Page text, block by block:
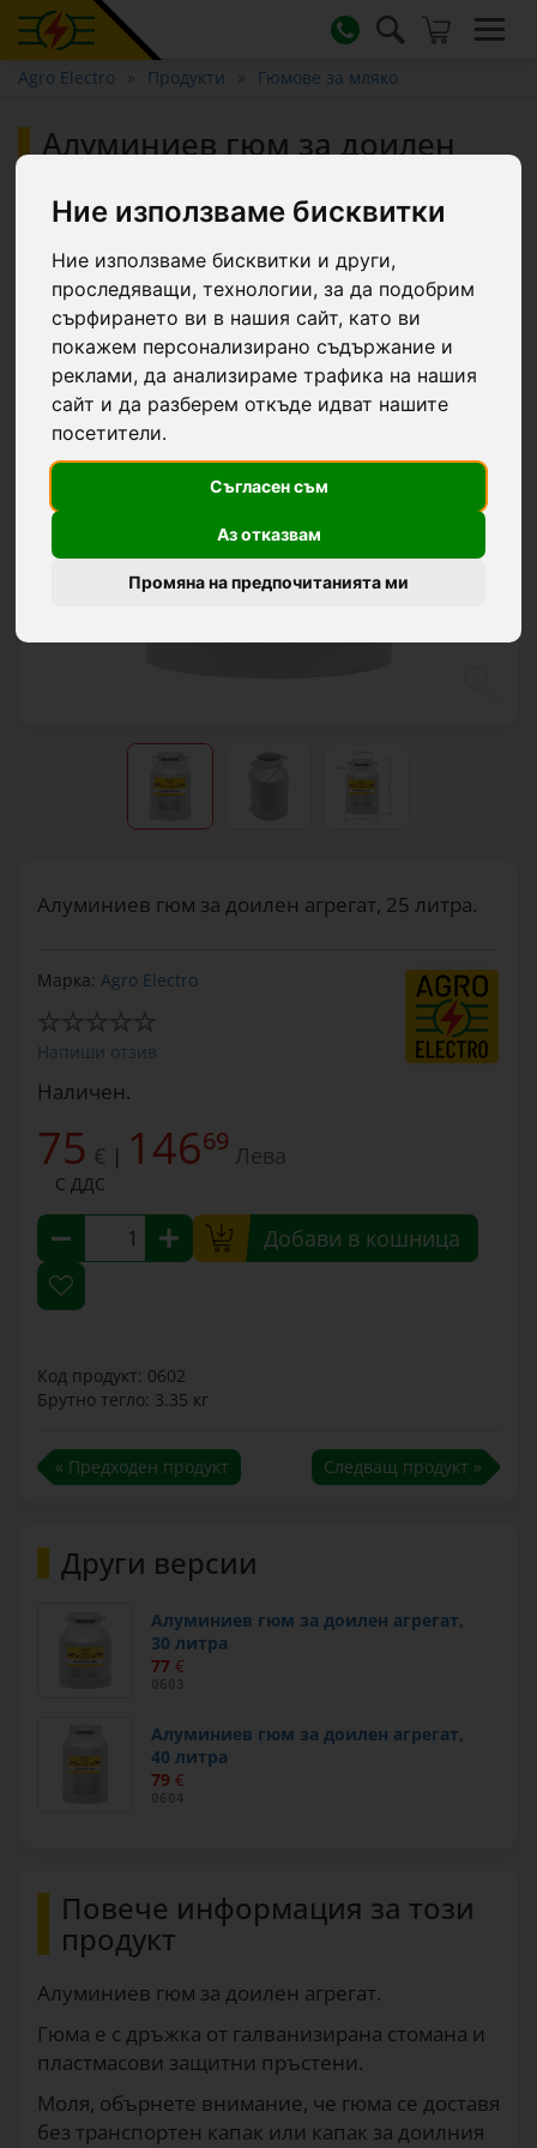
Ние използваме бисквитки
Ние използваме бисквитки и други,
проследяващи, технологии, за да подобрим
сърфирането ви в нашия сайт, като ви
покажем персонализирано съдържание и
реклами, да анализираме трафика на нашия
сайт и да разберем откъде идват нашите
посетители.
Съгласен съм
Аз отказвам
Промяна на предпочитанията ми
Agro Electro Продукти Гюмове за мляко
Алуминиев гюм за доилен
Алуминиев гюм за доилен агрегат, 25 литра.
Марка: Agro Electro
Напиши отзив
Наличен.
75 € | 14669 Лева
С ДДС
Добави в кошница
Код продукт: 0602
Брутно тегло: 3.35 кг
« Предходен продукт Следващ продукт »
Други версии
Алуминиев гюм за доилен агрегат,
30 литра
77 €
0603
Алуминиев гюм за доилен агрегат,
40 литра
79 €
0604
Повече информация за този
продукт
Алуминиев гюм за доилен агрегат.
Гюма е с дръжка от галванизирана стомана и
пластмасови защитни пръстени.
Моля, обърнете внимание, че гюма се доставя
без транспортен капак или капак за доилния